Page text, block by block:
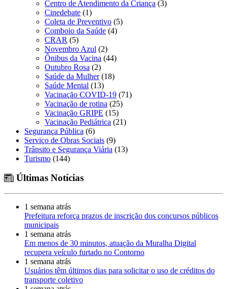
Centro de Atendimento da Criança (3)
Cinedebate (1)
Coleta de Preventivo (5)
Comboio da Saúde (4)
CRAR (5)
Novembro Azul (2)
Ônibus da Vacina (44)
Outubro Rosa (2)
Saúde da Mulher(18)
Saúde Mental (13)
Vacinação COVID-19 (71)
Vacinação de rotina (25)
Vacinação GRIPE (15)
Vacinação Pediátrica (21)
Segurança Pública (6)
Serviço de Obras Sociais (9)
Trânsito e Segurança Viária (13)
Turismo (144)
Últimas Notícias
1 semana atrás
Prefeitura reforça prazos de inscrição dos concursos públicos
municipais
1 semana atrás
Em menos de 30 minutos, atuação da Muralha Digital
recupera veículo furtado no Contorno
1 semana atrás
Usuários têm últimos dias para solicitar o uso de créditos do
transporte coletivo